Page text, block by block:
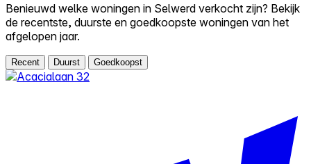
Benieuwd welke woningen in Selwerd verkocht zijn? Bekijk
de recentste, duurste en goedkoopste woningen van het
afgelopen jaar.
Recent Duurst Goedkoopst